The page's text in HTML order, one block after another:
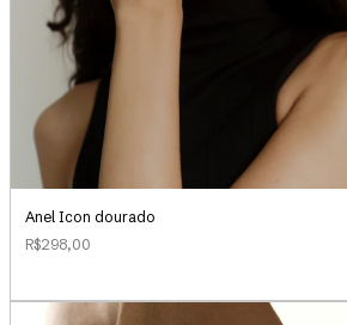
Anel Icon dourado
R$298,00